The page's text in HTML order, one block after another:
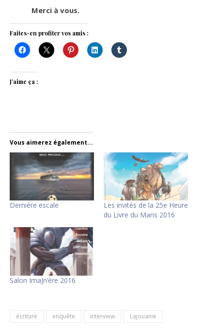
Merci à vous.
Faites-en profiter vos amis :
J’aime ça :
Vous aimerez également...
Dernière escale
Les invités de la 25e Heure
du Livre du Mans 2016
Salon ImaJn’ère 2016
écriture enquête interview Lajouanie